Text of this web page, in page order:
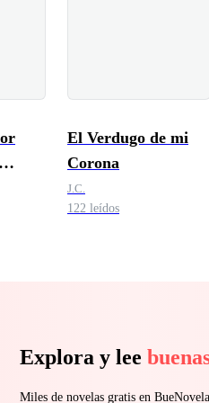
El Verdugo de mi
Corona
J.C.
122 leídos
Explora y lee
Miles de novelas gratis en